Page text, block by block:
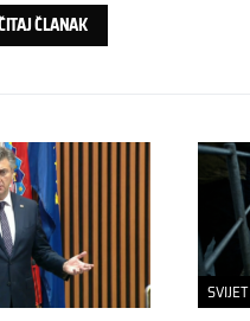
ČLANAK
SVIJET